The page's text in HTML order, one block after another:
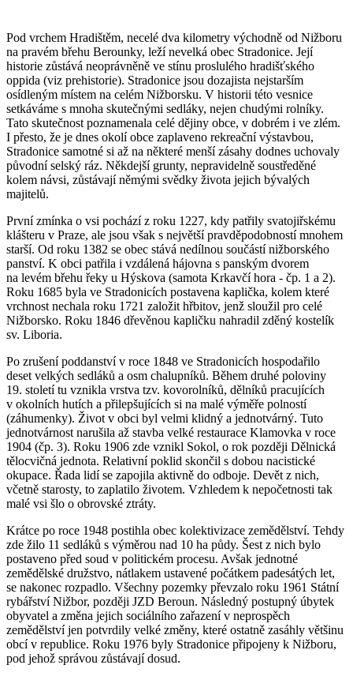
Pod vrchem Hradištěm, necelé dva kilometry východně od Nižboru
na pravém břehu Berounky, leží nevelká obec Stradonice. Její
historie zůstává neoprávněně ve stínu proslulého hradišťského
oppida (viz prehistorie). Stradonice jsou dozajista nejstarším
osídleným místem na celém Nižborsku. V historii této vesnice
setkáváme s mnoha skutečnými sedláky, nejen chudými rolníky.
Tato skutečnost poznamenala celé dějiny obce, v dobrém i ve zlém.
I přesto, že je dnes okolí obce zaplaveno rekreační výstavbou,
Stradonice samotné si až na některé menší zásahy dodnes uchovaly
původní selský ráz. Někdejší grunty, nepravidelně soustředěné
kolem návsi, zůstávají němými svědky života jejich bývalých
majitelů.
První zmínka o vsi pochází z roku 1227, kdy patřily svatojiřskému
klášteru v Praze, ale jsou však s největší pravděpodobností mnohem
starší. Od roku 1382 se obec stává nedílnou součástí nižborského
panství. K obci patřila i vzdálená hájovna s panským dvorem
na levém břehu řeky u Hýskova (samota Krkavčí hora - čp. 1 a 2).
Roku 1685 byla ve Stradonicích postavena kaplička, kolem které
vrchnost nechala roku 1721 založit hřbitov, jenž sloužil pro celé
Nižborsko. Roku 1846 dřevěnou kapličku nahradil zděný kostelík
sv. Liboria.
Po zrušení poddanství v roce 1848 ve Stradonicích hospodařilo
deset velkých sedláků a osm chalupníků. Během druhé poloviny
19. století tu vznikla vrstva tzv. kovorolníků, dělníků pracujících
v okolních hutích a přilepšujících si na malé výměře polností
(záhumenky). Život v obci byl velmi klidný a jednotvárný. Tuto
jednotvárnost narušila až stavba velké restaurace Klamovka v roce
1904 (čp. 3). Roku 1906 zde vznikl Sokol, o rok později Dělnická
tělocvičná jednota. Relativní poklid skončil s dobou nacistické
okupace. Řada lidí se zapojila aktivně do odboje. Devět z nich,
včetně starosty, to zaplatilo životem. Vzhledem k nepočetnosti tak
malé vsi šlo o obrovské ztráty.
Krátce po roce 1948 postihla obec kolektivizace zemědělství. Tehdy
zde žilo 11 sedláků s výměrou nad 10 ha půdy. Šest z nich bylo
postaveno před soud v politickém procesu. Avšak jednotné
zemědělské družstvo, nátlakem ustavené počátkem padesátých let,
se nakonec rozpadlo. Všechny pozemky převzalo roku 1961 Státní
rybářství Nižbor, později JZD Beroun. Následný postupný úbytek
obyvatel a změna jejich sociálního zařazení v neprospěch
zemědělství jen potvrdily velké změny, které ostatně zasáhly většinu
obcí v republice. Roku 1976 byly Stradonice připojeny k Nižboru,
pod jehož správou zůstávají dosud.